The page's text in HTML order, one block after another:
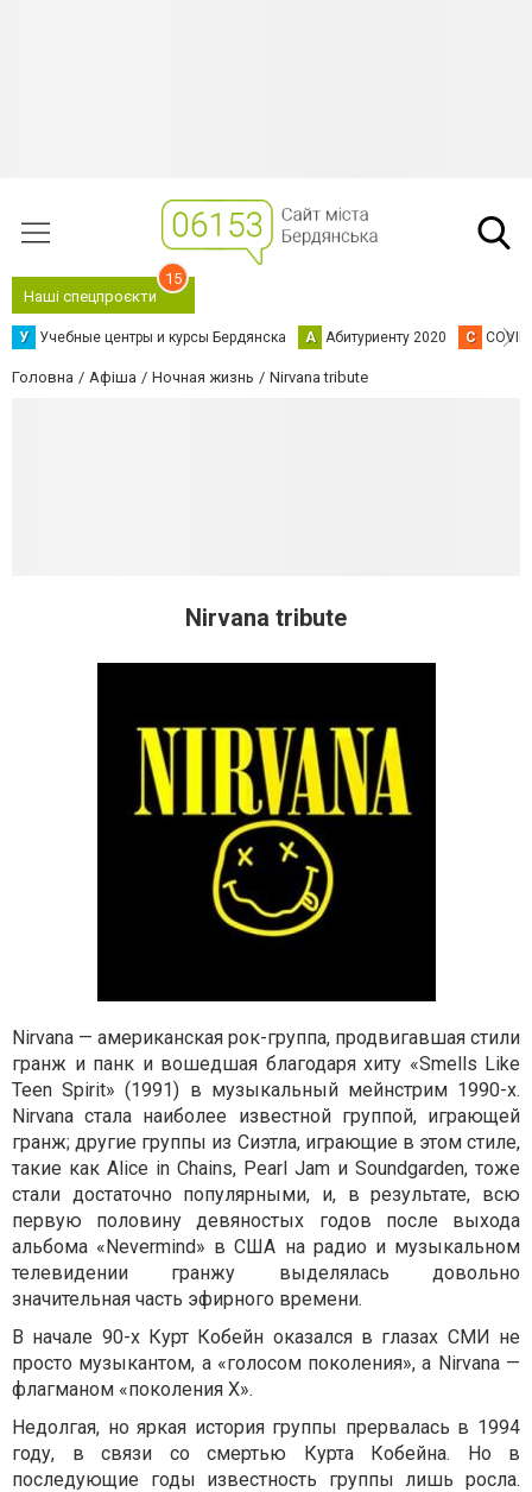
Наші спецпроєкти
15
У Учебные центры и курсы Бердянска А Абитуриенту 2020 C
Головна Афіша Ночная жизнь Nirvana tribute
Nirvana tribute
Nirvana — американская рок-группа, продвигавшая стили
гранж и панк и вошедшая благодаря хиту «Smells Like
Teen Spirit» (1991) в музыкальный мейнстрим 1990-х.
Nirvana стала наиболее известной группой, играющей
гранж; другие группы из Сиэтла, играющие в этом стиле,
такие как Alice in Chains, Pearl Jam и Soundgarden, тоже
стали достаточно популярными, и, в результате, всю
первую половину девяностых годов после выхода
альбома «Nevermind» в США на радио и музыкальном
телевидении гранжу выделялась довольно
значительная часть эфирного времени.
В начале 90-х Курт Кобейн оказался в глазах СМИ не
просто музыкантом, а «голосом поколения», а Nirvana —
флагманом «поколения Х».
Недолгая, но яркая история группы прервалась в 1994
году, в связи со смертью Курта Кобейна. Но в
последующие годы известность группы лишь росла.